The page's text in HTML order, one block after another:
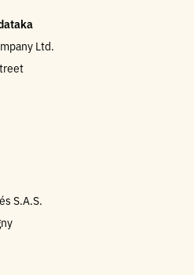
Ltd.
S.A.S.